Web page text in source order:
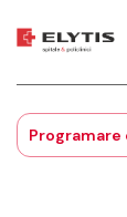
Programare